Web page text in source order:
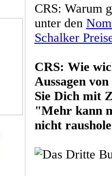
CRS: Warum
unter den
Schalker
CRS: Wie
Aussagen
Sie Dich mit
"Mehr kann
nicht